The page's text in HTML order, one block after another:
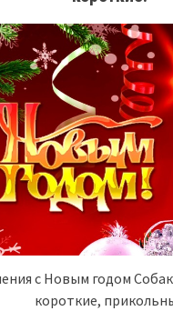
с Новым годом
короткие,